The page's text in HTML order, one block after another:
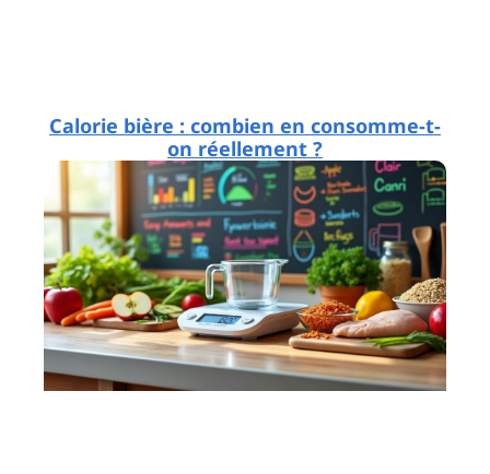
Calorie bière : combien en consomme-t-
on réellement ?